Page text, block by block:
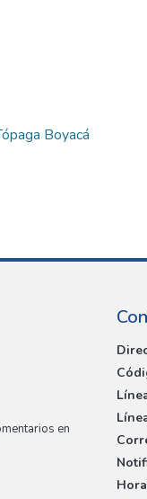
Boyacá
en